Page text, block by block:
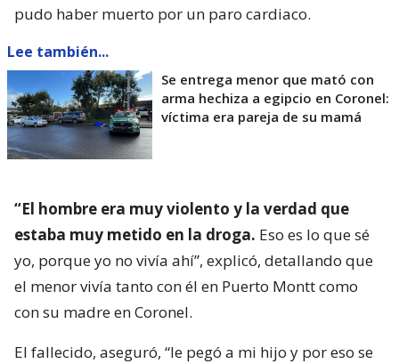
pudo haber muerto por un paro cardiaco.
Lee también...
Se entrega menor que mató con
arma hechiza a egipcio en Coronel:
víctima era pareja de su mamá
“El hombre era muy violento y la verdad que
estaba muy metido en la droga. Eso es lo que sé
yo, porque yo no vivía ahí”, explicó, detallando que
el menor vivía tanto con él en Puerto Montt como
con su madre en Coronel.
El fallecido, aseguró, “le pegó a mi hijo y por eso se